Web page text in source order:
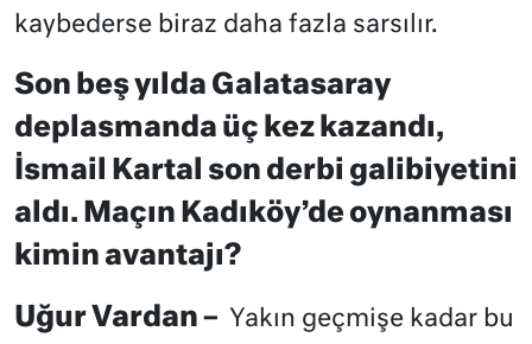
kaybederse biraz daha fazla sarsılır.
Son beş yılda Galatasaray
deplasmanda üç kez kazandı,
İsmail Kartal son derbi galibiyetini
aldı. Maçın Kadıköy’de oynanması
kimin avantajı?
Uğur Vardan – Yakın geçmişe kadar bu